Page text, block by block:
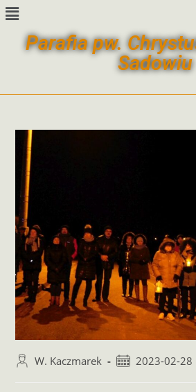
Parafia pw.
Sadowiu
W. Kaczmarek 2023-02-28